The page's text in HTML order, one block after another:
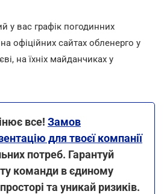
у вас графік погодинних
офіційних сайтах обленерго у
на їхніх майданчиках у
все! Замов
для твоєї компанії
потреб. Гарантуй
команди в єдиному
та уникай ризиків.